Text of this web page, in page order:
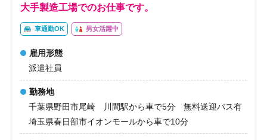
大手製造工場でのお仕事です。
車通勤OK 男女活躍中
雇用形態
派遣社員
勤務地
千葉県野田市尾崎 川間駅から車で5分 無料送迎バス有
埼玉県春日部市イオンモールから車で10分